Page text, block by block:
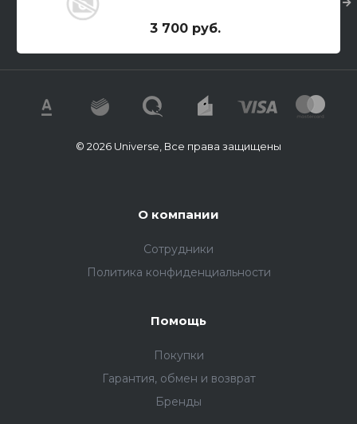
3 700 руб.
© 2026 Universe, Все права защищены
О компании
Сотрудники
Политика конфиденциальности
Помощь
Покупки
Гарантия, обмен и возврат
Бренды